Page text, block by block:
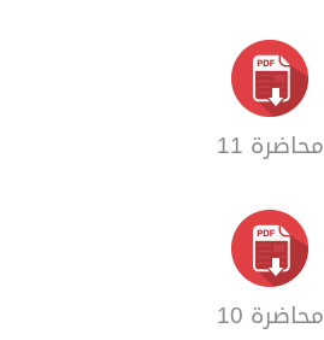
محاضرة 11
محاضرة 10